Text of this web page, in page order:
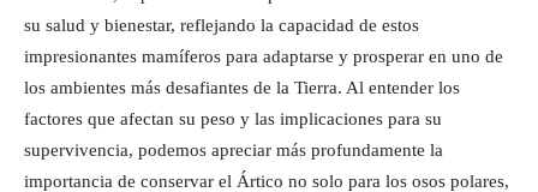
su salud y bienestar, reflejando la capacidad de estos
impresionantes mamíferos para adaptarse y prosperar en uno de
los ambientes más desafiantes de la Tierra. Al entender los
factores que afectan su peso y las implicaciones para su
supervivencia, podemos apreciar más profundamente la
importancia de conservar el Ártico no solo para los osos polares,